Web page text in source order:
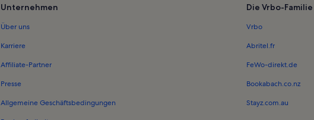
Ferienwohnungen in Synagoge Kopenhagen
Unternehmen
Über uns
Karriere
Affiliate-Partner
Presse
Allgemeine Geschäftsbedingungen
Die Vrbo-Familie
Vrbo
Abritel.fr
FeWo-direkt.de
Bookabach.co.nz
Stayz.com.au